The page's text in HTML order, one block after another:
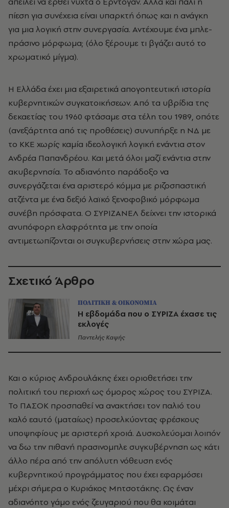
πίεση για συνέχεια είναι υπαρκτή όπως και η ανάγκη
για μια λογική στην συνεργασία. Αντέχουμε ένα μπλε-
πράσινο μόρφωμα; (όλο ξέρουμε τι βγάζει αυτό το
χρωματικό μίγμα).
Η Ελλάδα έχει μια εξαιρετικά απογοητευτική ιστορία
κυβερνητικών συγκατοικήσεων. Από τα υβρίδια της
δεκαετίας του 1960 φτάσαμε στα τέλη του 1989, οπότε
(ανεξάρτητα από τις προθέσεις) συνυπήρξε η ΝΔ με
το ΚΚΕ χωρίς καμία ιδεολογική λογική ενάντια στον
Ανδρέα Παπανδρέου. Και μετά όλοι μαζί ενάντια στην
ακυβερνησία. Το αδιανόητο παράδοξο να
συνεργάζεται ένα αριστερό κόμμα με ριζοσπαστική
ατζέντα με ένα δεξιό λαϊκό ξενοφοβικό μόρφωμα
συνέβη πρόσφατα. Ο ΣΥΡΙΖΑΝΕΛ δείχνει την ιστορικά
ανυπόφορη ελαφρότητα με την οποία
αντιμετωπίζονται οι συγκυβερνήσεις στην χώρα μας.
Σχετικό Άρθρο
ΠΟΛΙΤΙΚΗ & ΟΙΚΟΝΟΜΙΑ
Η εβδομάδα που ο ΣΥΡΙΖΑ έχασε τις
εκλογές
Παντελής Καψής
Και ο κύριος Ανδρουλάκης έχει οριοθετήσει την
πολιτική του περιοχή ως όμορος χώρος του ΣΥΡΙΖΑ.
Το ΠΑΣΟΚ προσπαθεί να ανακτήσει τον παλιό του
καλό εαυτό (ματαίως) προσελκύοντας φρέσκους
υποψηφίους με αριστερή χροιά. Δυσκολεύομαι λοιπόν
να δω την πιθανή πρασινομπλε συγκυβέρνηση ως κάτι
άλλο πέρα από την απόλυτη νόθευση ενός
κυβερνητικού προγράμματος που έχει εφαρμόσει
μέχρι σήμερα ο Κυριάκος Μητσοτάκης. Ως έναν
αδιανόητο γάμο ενός ζευγαριού που θα κοιμάται